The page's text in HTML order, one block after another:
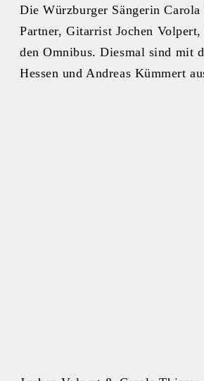
Die Würzburger Sängerin
Partner, Gitarrist Jochen
den Omnibus. Diesmal sind mit
Hessen und Andreas Kümmert